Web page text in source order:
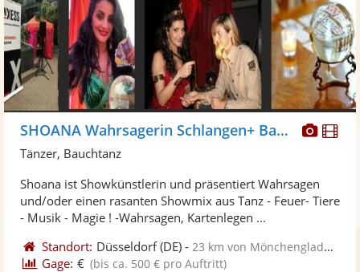
Fotos
SHOANA Wahrsagerin Schlangen+ Bauchtanz
Tänzer, Bauchtanz
Shoana ist Showkünstlerin und präsentiert Wahrsagen
und/oder einen rasanten Showmix aus Tanz - Feuer- Tiere
- Musik - Magie ! -Wahrsagen, Kartenlegen ...
Standort: Düsseldorf(DE) - 23 km von Mönchengladbach
Gage: € (bis ca. 500 € pro Auftritt)